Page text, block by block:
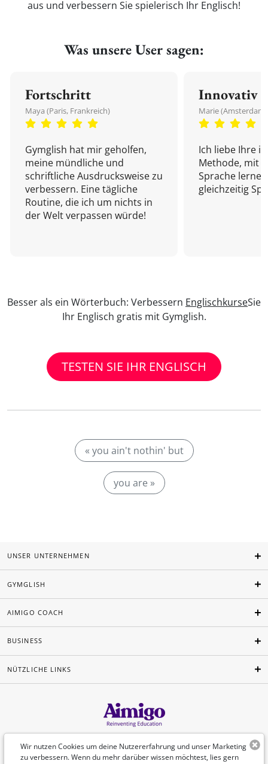
aus und verbessern Sie spielerisch Ihr Englisch!
Was unsere User sagen:
Fortschritt
Maya (Paris, Frankreich)
Gymglish hat mir geholfen,
meine mündliche und
schriftliche Ausdrucksweise zu
verbessern. Eine tägliche
Routine, die ich um nichts in
der Welt verpassen würde!
Innovativ
Marie
Ich liebe Ihre
Methode, mit
Sprache
gleichzeitig
Besser als ein Wörterbuch: Verbessern EnglischkurseSie
Ihr Englisch gratis mit Gymglish.
TESTEN SIE IHR ENGLISCH
« you ain't nothin' but
you are »
Wir nutzen Cookies um deine Nutzererfahrung und unser Marketing
zu verbessern. Wenn du mehr darüber wissen möchtest, lies gern
UNSER UNTERNEHMEN
GYMGLISH
AIMIGO COACH
BUSINESS
NÜTZLICHE LINKS
Deutsch